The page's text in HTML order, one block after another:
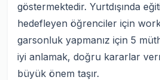
göstermektedir. Yurtdışında
hedefleyen öğrenciler için
garsonluk yapmanız için 5
iyi anlamak, doğru kararlar
büyük önem taşır.